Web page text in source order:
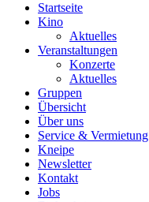
Startseite
Kino
Aktuelles
Veranstaltungen
Konzerte
Aktuelles
Gruppen
Übersicht
Über uns
Service & Vermietung
Kneipe
Newsletter
Kontakt
Jobs